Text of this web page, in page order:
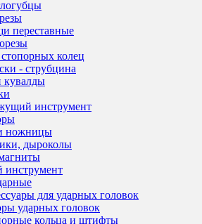
переставные
колец
- струбцина
кувалды
инструмент
ножницы
дыроколы
инструмент
для ударных головок
ударных головок
кольца и штифты